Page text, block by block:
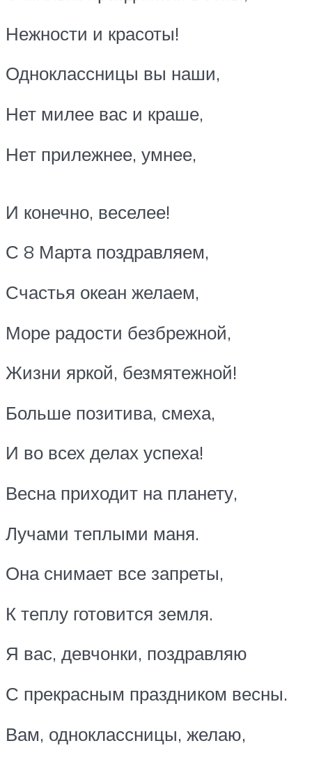
Нежности и красоты!
Одноклассницы вы наши,
Нет милее вас и краше,
Нет прилежнее, умнее,
И конечно, веселее!
С 8 Марта поздравляем,
Счастья океан желаем,
Море радости безбрежной,
Жизни яркой, безмятежной!
Больше позитива, смеха,
И во всех делах успеха!
Весна приходит на планету,
Лучами теплыми маня.
Она снимает все запреты,
К теплу готовится земля.
Я вас, девчонки, поздравляю
С прекрасным праздником весны.
Вам, одноклассницы, желаю,